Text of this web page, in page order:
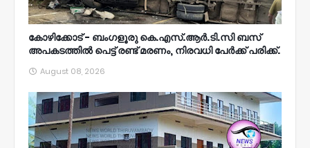
കോഴിക്കോട് - ബംഗളൂരു കെ.എസ്.ആർ.ടി.സി ബസ്
അപകടത്തിൽ പെട്ട് രണ്ട് മരണം, നിരവധി പേർക്ക് പരിക്ക്.
August 08, 2026